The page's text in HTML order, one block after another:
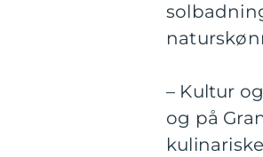
– Kultur
og på